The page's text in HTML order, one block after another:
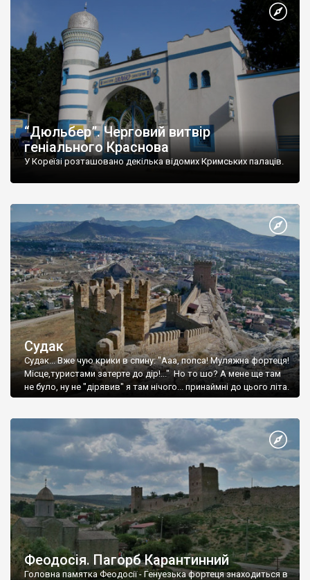
“Дюльбер”. Черговий витвір
геніального Краснова
У Кореїзі розташовано декілька відомих Кримських палаців.
Судак
Судак... Вже чую крики в спину: "Ааа, попса! Муляжна фортеця!
Місце,туристами затерте до дір!..." Но то шо? А мене ще там
не було, ну не "дірявив" я там нічого... принаймні до цього літа.
Феодосія. Пагорб Карантинний
Головна памятка Феодосії - Генуезька фортеця знаходиться в